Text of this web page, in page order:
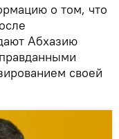
о том, что
Абхазию
своей